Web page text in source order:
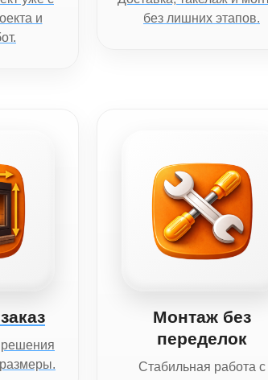
и
без лишних этапов.
Монтаж без
переделок
Стабильная работа с